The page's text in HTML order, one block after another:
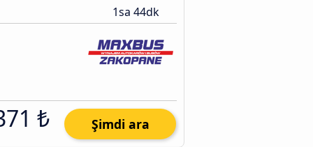
1sa 44dk
₺ Şimdi ara